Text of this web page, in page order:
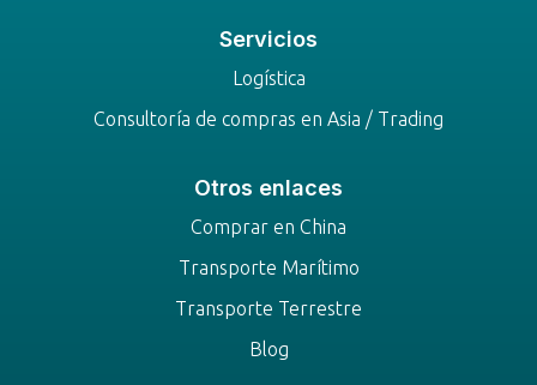
Servicios
Logística
Consultoría de compras en Asia / Trading
Otros enlaces
Comprar en China
Transporte Marítimo
Transporte Terrestre
Blog